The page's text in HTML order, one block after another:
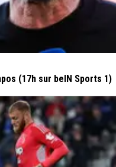
(17h sur beIN Sports 1)